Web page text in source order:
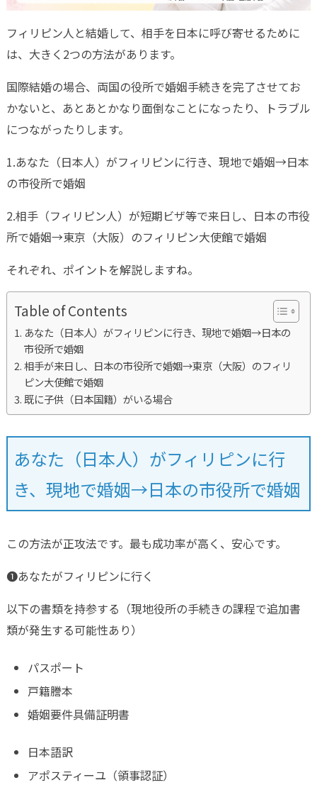
フィリピン人と結婚して、相手を日本に呼び寄せるために
は、大きく2つの方法があります。
国際結婚の場合、両国の役所で婚姻手続きを完了させてお
かないと、あとあとかなり面倒なことになったり、トラブル
につながったりします。
1.あなた（日本人）がフィリピンに行き、現地で婚姻→日本
の市役所で婚姻
2.相手（フィリピン人）が短期ビザ等で来日し、日本の市役
所で婚姻→東京（大阪）のフィリピン大使館で婚姻
それぞれ、ポイントを解説しますね。
Table of Contents
あなた（日本人）がフィリピンに行き、現地で婚姻→日本の
市役所で婚姻
相手が来日し、日本の市役所で婚姻→東京（大阪）のフィリ
ピン大使館で婚姻
既に子供（日本国籍）がいる場合
あなた（日本人）がフィリピンに行
き、現地で婚姻→日本の市役所で婚姻
この方法が正攻法です。最も成功率が高く、安心です。
❶あなたがフィリピンに行く
以下の書類を持参する（現地役所の手続きの課程で追加書
類が発生する可能性あり）
パスポート
戸籍謄本
婚姻要件具備証明書
日本語訳
アポスティーユ（領事認証）